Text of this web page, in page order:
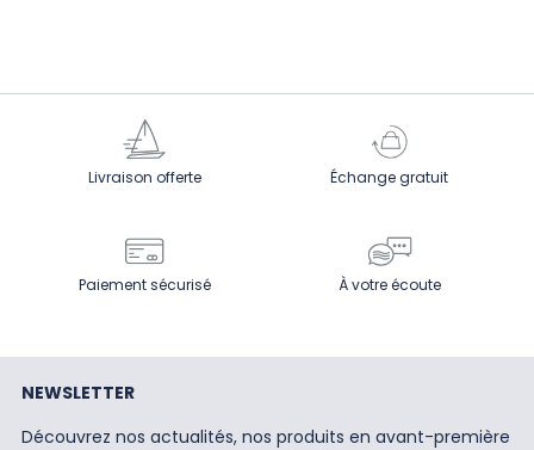
Livraison offerte Échange gratuit
Paiement sécurisé À votre écoute
NEWSLETTER
Découvrez nos actualités, nos produits en avant-première